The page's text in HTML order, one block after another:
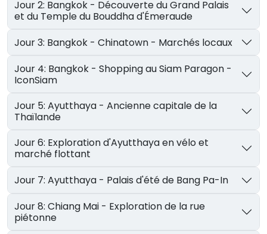
Jour 2: Bangkok - Découverte du Grand Palais
et du Temple du Bouddha d'Émeraude
Jour 3: Bangkok - Chinatown - Marchés locaux
Jour 4: Bangkok - Shopping au Siam Paragon -
IconSiam
Jour 5: Ayutthaya - Ancienne capitale de la
Thaïlande
Jour 6: Exploration d'Ayutthaya en vélo et
marché flottant
Jour 7: Ayutthaya - Palais d'été de Bang Pa-In
Jour 8: Chiang Mai - Exploration de la rue
piétonne